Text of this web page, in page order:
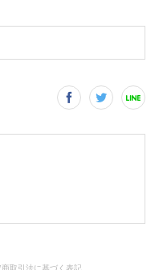
取引法に基づく表記